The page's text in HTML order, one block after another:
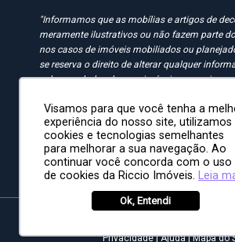
"Informamos que as mobílias e artigos de
meramente ilustrativos ou não fazem parte
nos casos de imóveis mobiliados ou
se reserva o direito de alterar qualquer
valores e dados de seus imóveis sem aviso
anunciado do condomínio e IPTU é
maior, menor ou mesmo passível de
algum imóvel anunciado no site não estar
devido à rotatividade. As solicitações feitas
implicam em reserva, compra ou venda de
Riccio Imóveis - Desde 2008 | Todos os direitos
Privacidade|Ajuda|Mapa do
Visamos para que você tenha a
experiência do nosso site, utilizamos
cookies e tecnologias semelhantes
para melhorar a sua navegação. Ao
continuar você concorda com o uso
de cookies da Riccio Imóveis. Leia
Ok, Entendi